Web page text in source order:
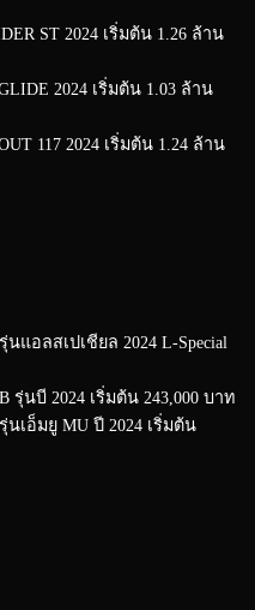
ST 2024 เริ่มต้น 1.26 ล้าน
2024 เริ่มต้น 1.03 ล้าน
117 2024 เริ่มต้น 1.24 ล้าน
แอลสเปเชียล 2024 L-Special
นบี 2024 เริ่มต้น 243,000 บาท
เอ็มยู MU ปี 2024 เริ่มต้น